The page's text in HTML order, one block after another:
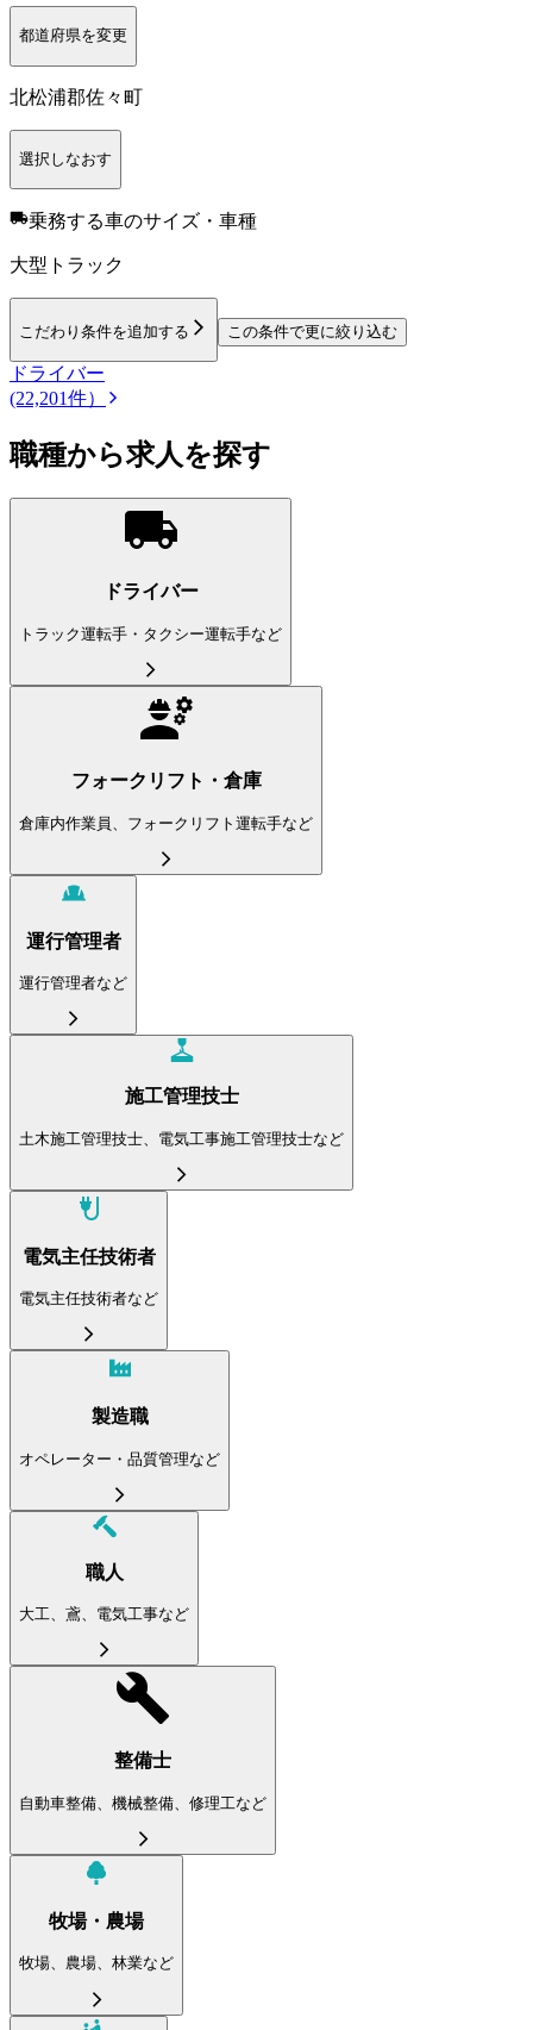
都道府県を変更
北松浦郡佐々町
選択しなおす
乗務する車のサイズ・車種
大型トラック
こだわり条件を追加する この条件で更に絞り込む
ドライバー
(22,201件）
職種から求人を探す
ドライバー
トラック運転手・タクシー運転手など
フォークリフト・倉庫
倉庫内作業員、フォークリフト運転手など
運行管理者
運行管理者など
施工管理技士
土木施工管理技士、電気工事施工管理技士など
電気主任技術者
電気主任技術者など
製造職
オペレーター・品質管理など
職人
大工、鳶、電気工事など
整備士
自動車整備、機械整備、修理工など
牧場・農場
牧場、農場、林業など